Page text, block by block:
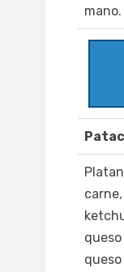
mano.